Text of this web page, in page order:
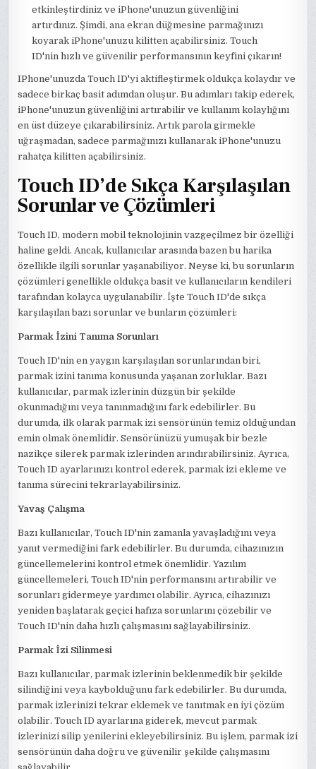
etkinleştirdiniz ve iPhone'unuzun güvenliğini
artırdınız. Şimdi, ana ekran düğmesine parmağınızı
koyarak iPhone'unuzu kilitten açabilirsiniz. Touch
ID'nin hızlı ve güvenilir performansının keyfini çıkarın!
IPhone'unuzda Touch ID'yi aktifleştirmek oldukça kolaydır ve
sadece birkaç basit adımdan oluşur. Bu adımları takip ederek,
iPhone'unuzun güvenliğini artırabilir ve kullanım kolaylığını
en üst düzeye çıkarabilirsiniz. Artık parola girmekle
uğraşmadan, sadece parmağınızı kullanarak iPhone'unuzu
rahatça kilitten açabilirsiniz.
Touch ID’de Sıkça Karşılaşılan
Sorunlar ve Çözümleri
Touch ID, modern mobil teknolojinin vazgeçilmez bir özelliği
haline geldi. Ancak, kullanıcılar arasında bazen bu harika
özellikle ilgili sorunlar yaşanabiliyor. Neyse ki, bu sorunların
çözümleri genellikle oldukça basit ve kullanıcıların kendileri
tarafından kolayca uygulanabilir. İşte Touch ID'de sıkça
karşılaşılan bazı sorunlar ve bunların çözümleri:
Parmak İzini Tanıma Sorunları
Touch ID'nin en yaygın karşılaşılan sorunlarından biri,
parmak izini tanıma konusunda yaşanan zorluklar. Bazı
kullanıcılar, parmak izlerinin düzgün bir şekilde
okunmadığını veya tanınmadığını fark edebilirler. Bu
durumda, ilk olarak parmak izi sensörünün temiz olduğundan
emin olmak önemlidir. Sensörünüzü yumuşak bir bezle
nazikçe silerek parmak izlerinden arındırabilirsiniz. Ayrıca,
Touch ID ayarlarınızı kontrol ederek, parmak izi ekleme ve
tanıma sürecini tekrarlayabilirsiniz.
Yavaş Çalışma
Bazı kullanıcılar, Touch ID'nin zamanla yavaşladığını veya
yanıt vermediğini fark edebilirler. Bu durumda, cihazınızın
güncellemelerini kontrol etmek önemlidir. Yazılım
güncellemeleri, Touch ID'nin performansını artırabilir ve
sorunları gidermeye yardımcı olabilir. Ayrıca, cihazınızı
yeniden başlatarak geçici hafıza sorunlarını çözebilir ve
Touch ID'nin daha hızlı çalışmasını sağlayabilirsiniz.
Parmak İzi Silinmesi
Bazı kullanıcılar, parmak izlerinin beklenmedik bir şekilde
silindiğini veya kaybolduğunu fark edebilirler. Bu durumda,
parmak izlerinizi tekrar eklemek ve tanıtmak en iyi çözüm
olabilir. Touch ID ayarlarına giderek, mevcut parmak
izlerinizi silip yenilerini ekleyebilirsiniz. Bu işlem, parmak izi
sensörünün daha doğru ve güvenilir şekilde çalışmasını